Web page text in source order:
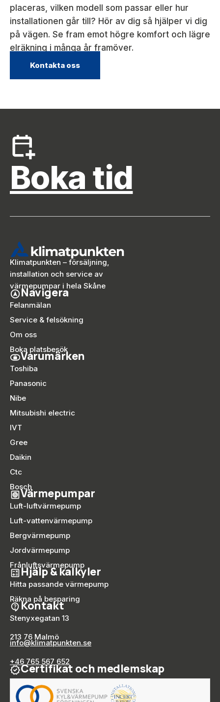
placeras, vilken modell som passar eller hur
installationen går till? Hör av dig så hjälper vi dig
på vägen. Se fram emot högre komfort och lägre
elräkning i många år framöver.
Kontakta oss
Boka tid
Klimatpunkten – försäljning,
installation och service av
värmepumpar i hela Skåne
Navigera
Felanmälan
Service & felsökning
Om oss
Boka platsbesök
Varumärken
Toshiba
Panasonic
Nibe
Mitsubishi electric
IVT
Gree
Daikin
Ctc
BoschVärmepumpar
Luft-luftvärmepump
Luft-vattenvärmepump
Bergvärmepump
Jordvärmepump
Frånluftsvärmepump
Hjälp & kalkyler
Hitta passande värmepump
Räkna på besparing
Kontakt
Stenyxegatan 13
213 76 Malmö
info@klimatpunkten.se
+46 765 567 652
Certifikat och medlemskap